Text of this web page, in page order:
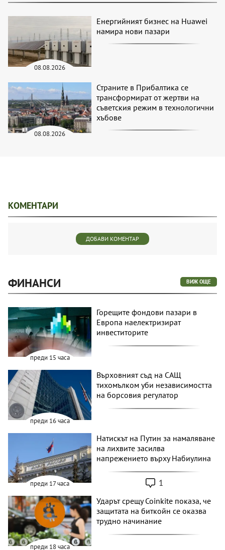
08.08.2026
Енергийният бизнес на Huawei
намира нови пазари
08.08.2026
Страните в Прибалтика се
трансформират от жертви на
съветския режим в технологични
хъбове
КОМЕНТАРИ
ДОБАВИ КОМЕНТАР
ФИНАНСИ ВИЖ ОЩЕ
преди 15 часа
Горещите фондови пазари в
Европа наелектризират
инвеститорите
преди 16 часа
Върховният съд на САЩ
тихомълком уби независимостта
на борсовия регулатор
преди 17 часа
Натискът на Путин за намаляване
на лихвите засилва
напрежението върху Набиулина
1
преди 18 часа
Ударът срещу Coinkite показа, че
защитата на биткойн се оказва
трудно начинание